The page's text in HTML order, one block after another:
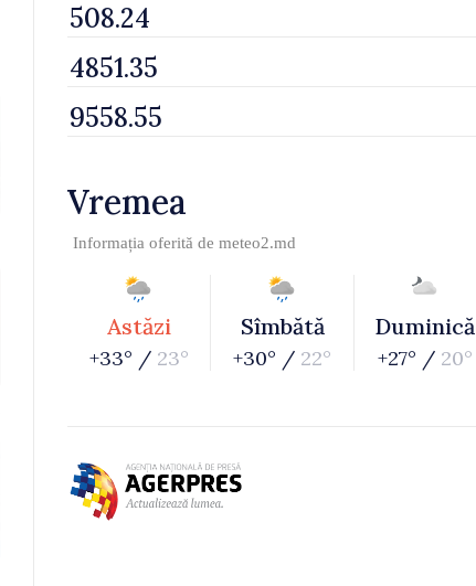
Vremea
Informația oferită de meteo2.md
Astăzi
+33° / 23°
Sîmbătă
+30° / 22°
Duminică
+27° / 20°